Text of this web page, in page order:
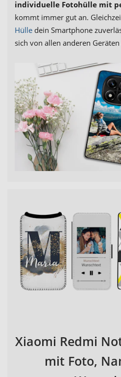
individuelle Fotohülle mit
kommt immer gut an.
Hülle dein Smartphone
sich von allen anderen Geräten
Xiaomi Redmi
mit Foto,